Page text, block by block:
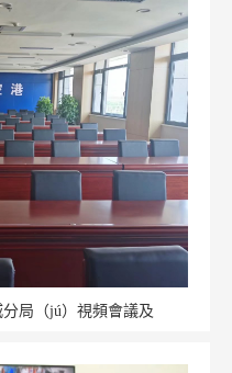
局（jú）視頻會議及